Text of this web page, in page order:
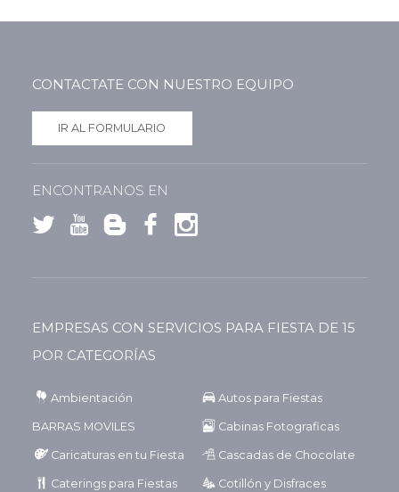
CONTACTATE CON NUESTRO EQUIPO
IR AL FORMULARIO
ENCONTRANOS EN
EMPRESAS CON SERVICIOS PARA FIESTA DE 15
POR CATEGORÍAS
Ambientación Autos para Fiestas
BARRAS MOVILES Cabinas Fotograficas
Caricaturas en tu Fiesta Cascadas de Chocolate
Caterings para Fiestas Cotillón y Disfraces